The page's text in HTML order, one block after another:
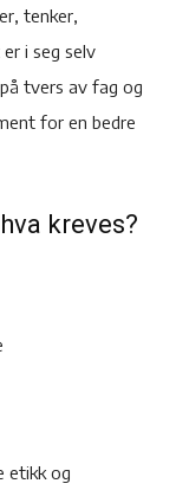
tenker,
i seg selv
tvers av fag og
for en bedre
kreves?
etikk og